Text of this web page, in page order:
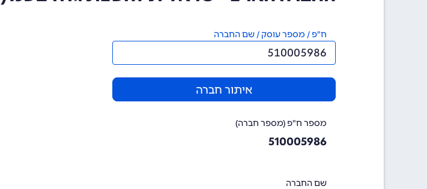
ח"פ / מספר עוסק / שם החברה
איתור חברה
מספר ח"פ (מספר חברה)
510005986
שם החברה